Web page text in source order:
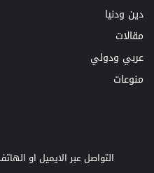
دين ودنيا
مقالات
عربي ودولي
منوعات
التواصل عبر الايميل او